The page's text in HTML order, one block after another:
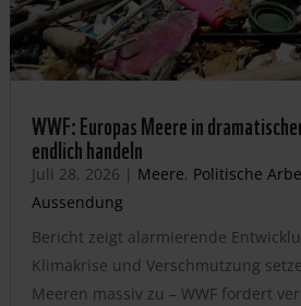
WWF: Europas Meere in
endlich handeln
Juli 28, 2026 | Meere, Politische
Aussendung
Bericht zeigt alarmierende
Klimakrise und Verschmutzung
Meeren massiv zu – WWF fordert